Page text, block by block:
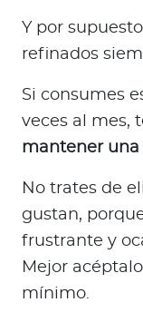
Y por
refinados
Si consumes
veces al mes,
mantener
No trates de
gustan,
frustrante y
Mejor
mínimo.